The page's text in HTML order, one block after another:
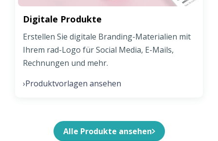
Digitale Produkte
Erstellen Sie digitale Branding-Materialien mit
Ihrem rad-Logo für Social Media, E-Mails,
Rechnungen und mehr.
›Produktvorlagen ansehen
Alle Produkte ansehen